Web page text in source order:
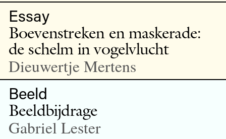
Essay
Boevenstreken en maskerade:
de schelm in vogelvlucht
Dieuwertje Mertens
Beeld
Beeldbijdrage
Gabriel Lester